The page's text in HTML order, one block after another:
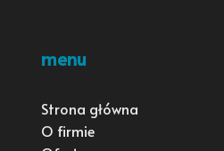
menu
Strona główna
O firmie